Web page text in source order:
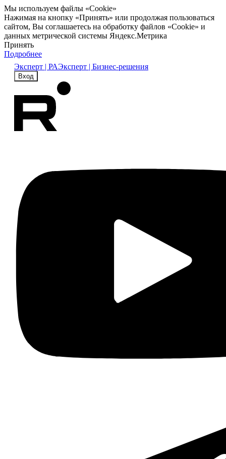
Мы используем файлы «Cookie»
Нажимая на кнопку «Принять» или продолжая пользоваться
сайтом, Вы соглашаетесь на обработку файлов «Cookie» и
данных метрической системы Яндекс.Метрика
Принять
Подробнее
Эксперт | РАЭксперт | Бизнес-решения
Вход